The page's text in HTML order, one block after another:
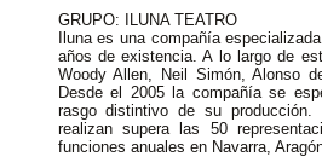
GRUPO: ILUNA TEATRO
Iluna es una compañía
años de existencia. A lo largo de
Woody Allen, Neil Simón, Alonso
Desde el 2005 la compañía se
rasgo distintivo de su
realizan supera las 50
funciones anuales en Navarra,